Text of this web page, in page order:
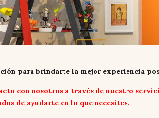
para brindarte la mejor experiencia
con nosotros a través de nuestro
de ayudarte en lo que necesites.